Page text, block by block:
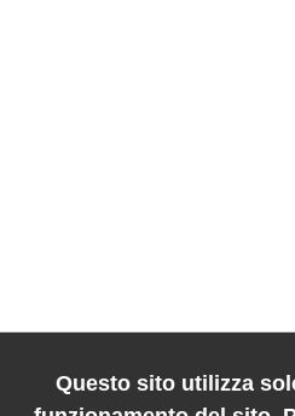
Questo sito utilizza